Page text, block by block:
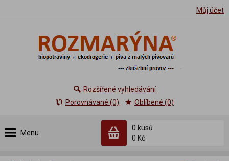
Můj účet
Menu
0 kusů
0 Kč
Rozšířené vyhledávání
Porovnávané (0)
Oblíbené (0)